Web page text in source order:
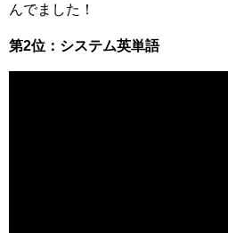
んでました！
第2位：システム英単語